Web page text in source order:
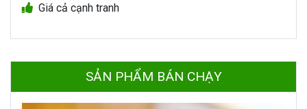
Giá cả cạnh tranh
SẢN PHẨM BÁN CHẠY